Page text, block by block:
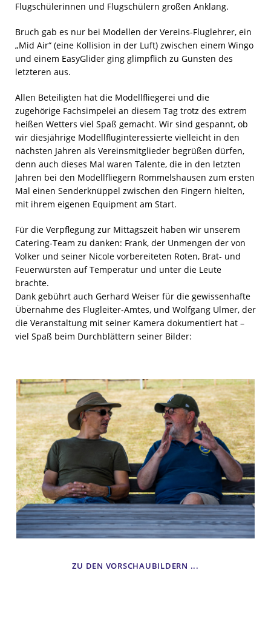
Flugschülerinnen und Flugschülern großen Anklang.
Bruch gab es nur bei Modellen der Vereins-Fluglehrer, ein
„Mid Air“ (eine Kollision in der Luft) zwischen einem Wingo
und einem EasyGlider ging glimpflich zu Gunsten des
letzteren aus.
Allen Beteiligten hat die Modellfliegerei und die
zugehörige Fachsimpelei an diesem Tag trotz des extrem
heißen Wetters viel Spaß gemacht. Wir sind gespannt, ob
wir diesjährige Modellfluginteressierte vielleicht in den
nächsten Jahren als Vereinsmitglieder begrüßen dürfen,
denn auch dieses Mal waren Talente, die in den letzten
Jahren bei den Modellfliegern Rommelshausen zum ersten
Mal einen Senderknüppel zwischen den Fingern hielten,
mit ihrem eigenen Equipment am Start.
Für die Verpflegung zur Mittagszeit haben wir unserem
Catering-Team zu danken: Frank, der Unmengen der von
Volker und seiner Nicole vorbereiteten Roten, Brat- und
Feuerwürsten auf Temperatur und unter die Leute
brachte.
Dank gebührt auch Gerhard Weiser für die gewissenhafte
Übernahme des Flugleiter-Amtes, und Wolfgang Ulmer, der
die Veranstaltung mit seiner Kamera dokumentiert hat –
viel Spaß beim Durchblättern seiner Bilder:
ZU DEN VORSCHAUBILDERN ...